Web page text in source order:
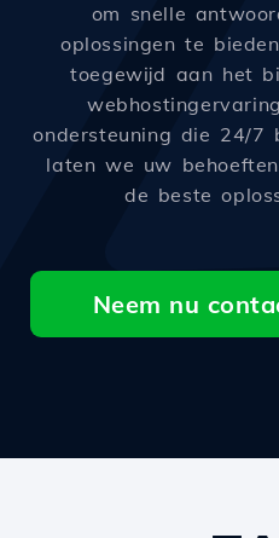
om snelle
oplossingen te
toegewijd aan het
ondersteuning die 24/7
laten we uw
de beste
Neem nu